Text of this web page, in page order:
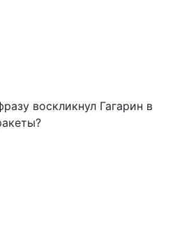
воскликнул Гагарин в